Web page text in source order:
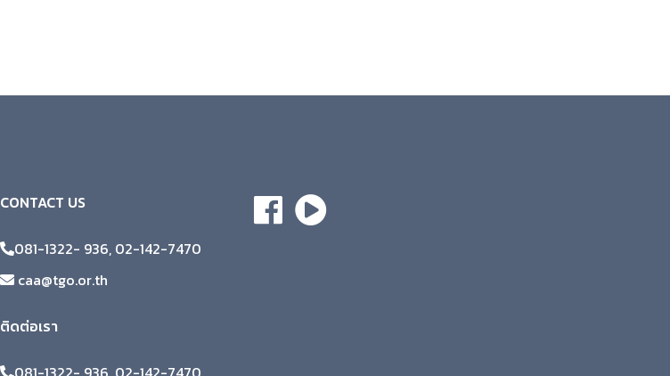
CONTACT US
081-1322- 936, 02-142-7470
caa@tgo.or.th
ติดต่อเรา